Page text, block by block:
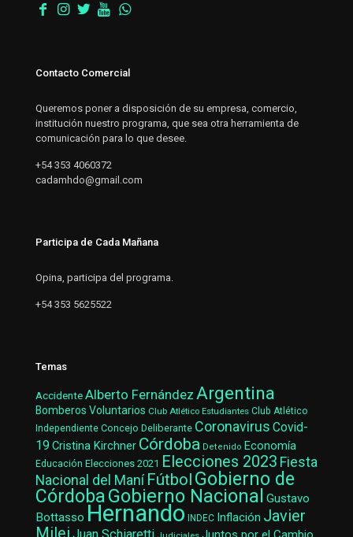
Contacto Comercial
Queremos poner a disposición de su empresa, comercio,
institución nuestro programa, que sea otra herramienta de
comunicación para lo que desee.
+54 353 4060372
cadamhdo@gmail.com
Participa de Cada Mañana
Opina, participa del programa.
+54 353 5625522
Temas
AccidenteAlberto Fernández Argentina
Bomberos Voluntarios Club Atlético Estudiantes Club Atlético
Independiente Concejo Deliberante Coronavirus Covid-
19 Cristina Kirchner Córdoba Detenido Economía
Educación Elecciones 2021 Elecciones 2023 Fiesta
Nacional del Maní Fútbol Gobierno de
CórdobaGobierno Nacional Gustavo
Bottasso Hernando INDEC Inflación Javier